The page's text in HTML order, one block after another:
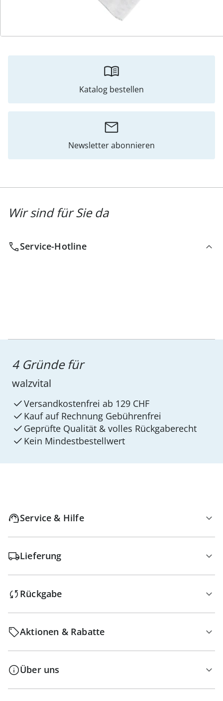
Katalog bestellen
Newsletter abonnieren
Wir sind für Sie da
Service-Hotline
4 Gründe für
walzvital
Versandkostenfrei ab 129 CHF
Kauf auf Rechnung Gebührenfrei
Geprüfte Qualität & volles Rückgaberecht
Kein Mindest­bestellwert
Service & Hilfe
Lieferung
Rückgabe
Aktionen & Rabatte
Über uns